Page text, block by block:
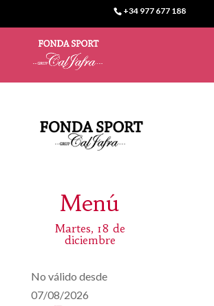
+34 977 677 188
Menú
Martes, 18 de
diciembre
No válido desde
07/08/2026